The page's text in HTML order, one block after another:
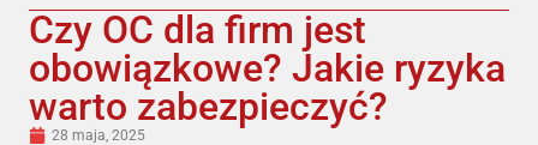
Czy OC dla firm jest
obowiązkowe? Jakie ryzyka
warto zabezpieczyć?
28 maja, 2025